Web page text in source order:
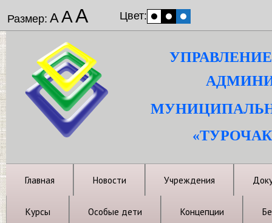
Размер: ААА Цвет:
Главная Новости Учреждения
Курсы Особые дети Концепции